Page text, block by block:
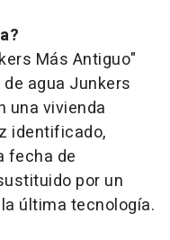
Más Antiguo"
agua Junkers
una vivienda
identificado,
fecha de
por un
última tecnología.